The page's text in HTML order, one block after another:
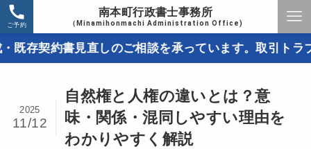
南本町行政書士事務所
（Minamihonmachi Administration Office)
ご予約
見直しのご相談を承っています。取引トラブルを未
自然権と人権の違いとは？意
味・関係・混同しやすい理由を
わかりやすく解説
2025
11/12